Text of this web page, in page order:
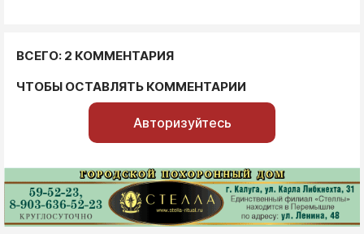
ВСЕГО: 2 КОММЕНТАРИЯ
ЧТОБЫ ОСТАВЛЯТЬ КОММЕНТАРИИ
Авторизуйтесь